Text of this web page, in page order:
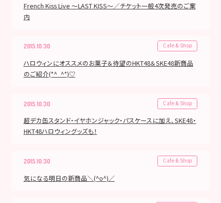
French Kiss Live ～LAST KISS〜／チケット一般4次発売のご案
内
2015.10.30 Cafe & Shop
ハロウィンにオススメのお菓子＆待望のHKT48＆SKE48新商品
のご紹介(*^_^*)♡
2015.10.30 Cafe & Shop
超デカ缶スタンド・イヤホンジャック・パスケースに加え、SKE48・
HKT48ハロウィングッズも！
2015.10.30 Cafe & Shop
気になる明日の新商品＼(^o^)／